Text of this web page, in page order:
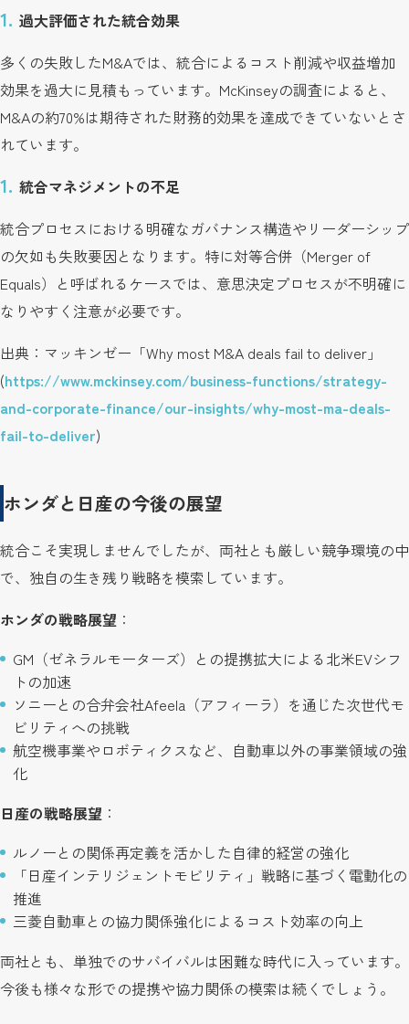
過大評価された統合効果
多くの失敗したM&Aでは、統合によるコスト削減や収益増加
効果を過大に見積もっています。McKinseyの調査によると、
M&Aの約70%は期待された財務的効果を達成できていないとさ
れています。
統合マネジメントの不足
統合プロセスにおける明確なガバナンス構造やリーダーシップ
の欠如も失敗要因となります。特に対等合併（Merger of
Equals）と呼ばれるケースでは、意思決定プロセスが不明確に
なりやすく注意が必要です。
出典：マッキンゼー「Why most M&A deals fail to deliver」
(https://www.mckinsey.com/business-functions/strategy-
and-corporate-finance/our-insights/why-most-ma-deals-
fail-to-deliver)
ホンダと日産の今後の展望
統合こそ実現しませんでしたが、両社とも厳しい競争環境の中
で、独自の生き残り戦略を模索しています。
ホンダの戦略展望 ：
GM（ゼネラルモーターズ）との提携拡大による北米EVシフ
トの加速
ソニーとの合弁会社Afeela（アフィーラ）を通じた次世代モ
ビリティへの挑戦
航空機事業やロボティクスなど、自動車以外の事業領域の強
化
日産の戦略展望 ：
ルノーとの関係再定義を活かした自律的経営の強化
「日産インテリジェントモビリティ」戦略に基づく電動化の
推進
三菱自動車との協力関係強化によるコスト効率の向上
両社とも、単独でのサバイバルは困難な時代に入っています。
今後も様々な形での提携や協力関係の模索は続くでしょう。